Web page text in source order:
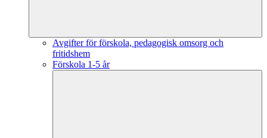
Avgifter för förskola, pedagogisk omsorg och
fritidshem
Förskola 1-5 år